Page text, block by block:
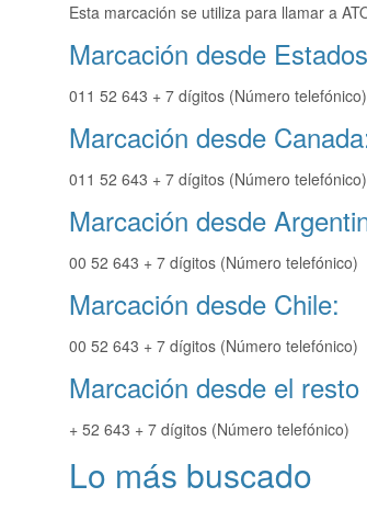
Esta marcación se utiliza para llamar a
Marcación desde
011 52 643 + 7 dígitos (Número telefónico)
Marcación desde
011 52 643 + 7 dígitos (Número telefónico)
Marcación desde
00 52 643 + 7 dígitos (Número telefónico)
Marcación desde Chile:
00 52 643 + 7 dígitos (Número telefónico)
Marcación desde el
+ 52 643 + 7 dígitos (Número telefónico)
Lo más buscado